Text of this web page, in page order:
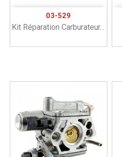
03-529
Kit Réparation Carburateur...